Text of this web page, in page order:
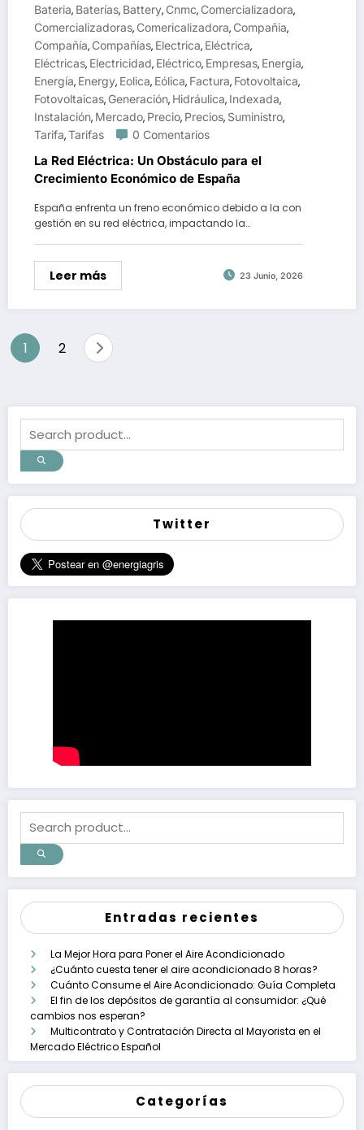
Bateria, Baterías, Battery, Cnmc, Comercializadora,
Comercializadoras, Comericalizadora, Compañia,
Compañía, Compañías, Electrica, Eléctrica,
Eléctricas, Electricidad, Eléctrico, Empresas, Energia,
Energía, Energy, Eolica, Eólica, Factura, Fotovoltaica,
Fotovoltaicas, Generación, Hidráulica, Indexada,
Instalación, Mercado, Precio, Precios, Suministro,
Tarifa,Tarifas 0 Comentarios
La Red Eléctrica: Un Obstáculo para el
Crecimiento Económico de España
España enfrenta un freno económico debido a la con
gestión en su red eléctrica, impactando la…
Leer más 23 Junio, 2026
Paginación
1 2
Twitter
Entradas recientes
La Mejor Hora para Poner el Aire Acondicionado
¿Cuánto cuesta tener el aire acondicionado 8 horas?
Cuánto Consume el Aire Acondicionado: Guía Completa
El fin de los depósitos de garantía al consumidor: ¿Qué
cambios nos esperan?
Multicontrato y Contratación Directa al Mayorista en el
Mercado Eléctrico Español
Categorías